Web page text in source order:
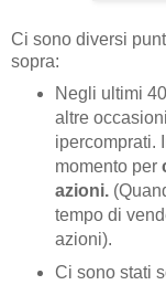
Ci sono diversi
sopra:
Negli ultimi
altre
ipercomprati.
momento per
azioni.
tempo di
azioni).
Ci sono stati